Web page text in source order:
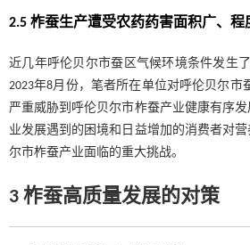
2.5 柞蚕生产遭受农药药害面积广、程
近几年呼伦贝尔市蚕区气候环境条件发生
2023年8月份，笔者所在单位对呼伦贝尔市
严重威胁到呼伦贝尔市柞蚕产业健康有序
业发展遇到的困境和日益增加的消费者对
尔市柞蚕产业面临的重大挑战。
3 柞蚕高质量发展的对策